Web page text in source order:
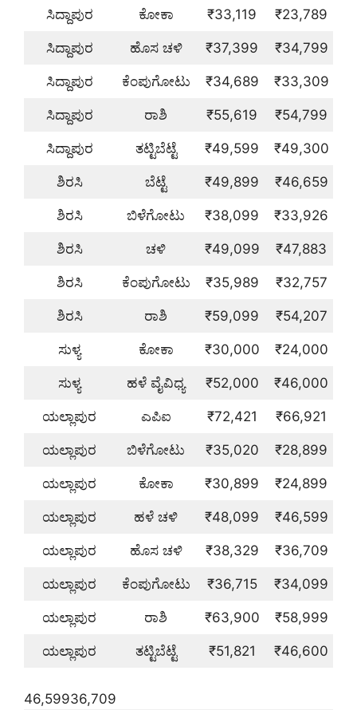
ಸಿದ್ದಾಪುರ ಕೋಕಾ ₹33,119 ₹23,789
ಸಿದ್ದಾಪುರ ಹೊಸ ಚಳಿ ₹37,399 ₹34,799
ಸಿದ್ದಾಪುರ ಕೆಂಪುಗೋಟು ₹34,689 ₹33,309
ಸಿದ್ದಾಪುರ ರಾಶಿ ₹55,619 ₹54,799
ಸಿದ್ದಾಪುರ ತಟ್ಟಿಬೆಟ್ಟೆ ₹49,599 ₹49,300
ಶಿರಸಿ ಬೆಟ್ಟೆ ₹49,899 ₹46,659
ಶಿರಸಿ ಬಿಳೆಗೋಟು ₹38,099 ₹33,926
ಶಿರಸಿ ಚಳಿ ₹49,099 ₹47,883
ಶಿರಸಿ ಕೆಂಪುಗೋಟು ₹35,989 ₹32,757
ಶಿರಸಿ ರಾಶಿ ₹59,099 ₹54,207
ಸುಳ್ಯ ಕೋಕಾ ₹30,000 ₹24,000
ಸುಳ್ಯ ಹಳೆ ವೈವಿಧ್ಯ ₹52,000 ₹46,000
ಯಲ್ಲಾಪುರ ಎಪಿಐ ₹72,421 ₹66,921
ಯಲ್ಲಾಪುರ ಬಿಳೆಗೋಟು ₹35,020 ₹28,899
ಯಲ್ಲಾಪುರ ಕೋಕಾ ₹30,899 ₹24,899
ಯಲ್ಲಾಪುರ ಹಳೆ ಚಳಿ ₹48,099 ₹46,599
ಯಲ್ಲಾಪುರ ಹೊಸ ಚಳಿ ₹38,329 ₹36,709
ಯಲ್ಲಾಪುರ ಕೆಂಪುಗೋಟು ₹36,715 ₹34,099
ಯಲ್ಲಾಪುರ ರಾಶಿ ₹63,900 ₹58,999
ಯಲ್ಲಾಪುರ ತಟ್ಟಿಬೆಟ್ಟೆ ₹51,821 ₹46,600
46,59936,709